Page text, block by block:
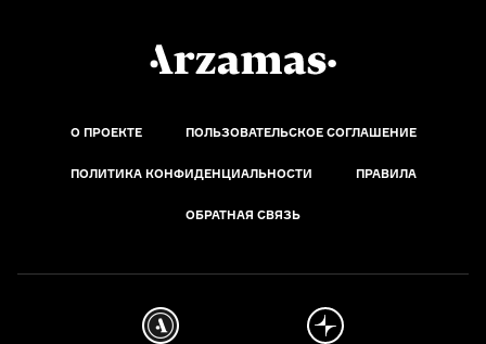
О ПРОЕКТЕ ПОЛЬЗОВАТЕЛЬСКОЕ СОГЛАШЕНИЕ
ПОЛИТИКА КОНФИДЕНЦИАЛЬНОСТИ ПРАВИЛА
ОБРАТНАЯ СВЯЗЬ